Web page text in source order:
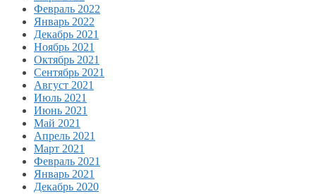
Февраль 2022
Январь 2022
Декабрь 2021
Ноябрь 2021
Октябрь 2021
Сентябрь 2021
Август 2021
Июль 2021
Июнь 2021
Май 2021
Апрель 2021
Март 2021
Февраль 2021
Январь 2021
Декабрь 2020